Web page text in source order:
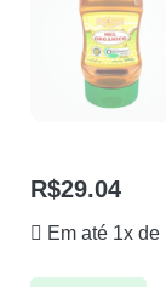
R$29.04
Em até 1x de